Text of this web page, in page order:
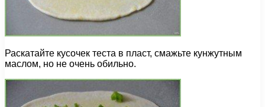
Раскатайте кусочек теста в пласт, смажьте кунжутным
маслом, но не очень обильно.